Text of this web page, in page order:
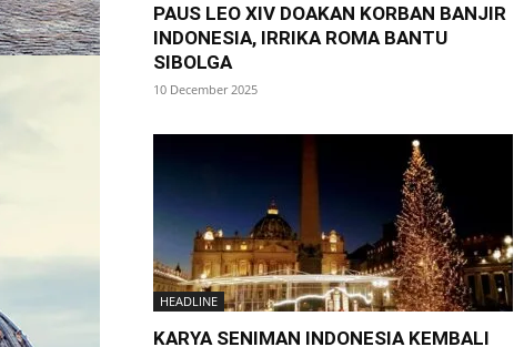
PAUS LEO XIV DOAKAN KORBAN BANJIR
INDONESIA, IRRIKA ROMA BANTU
SIBOLGA
10 December 2025
HEADLINE
KARYA SENIMAN INDONESIA KEMBALI